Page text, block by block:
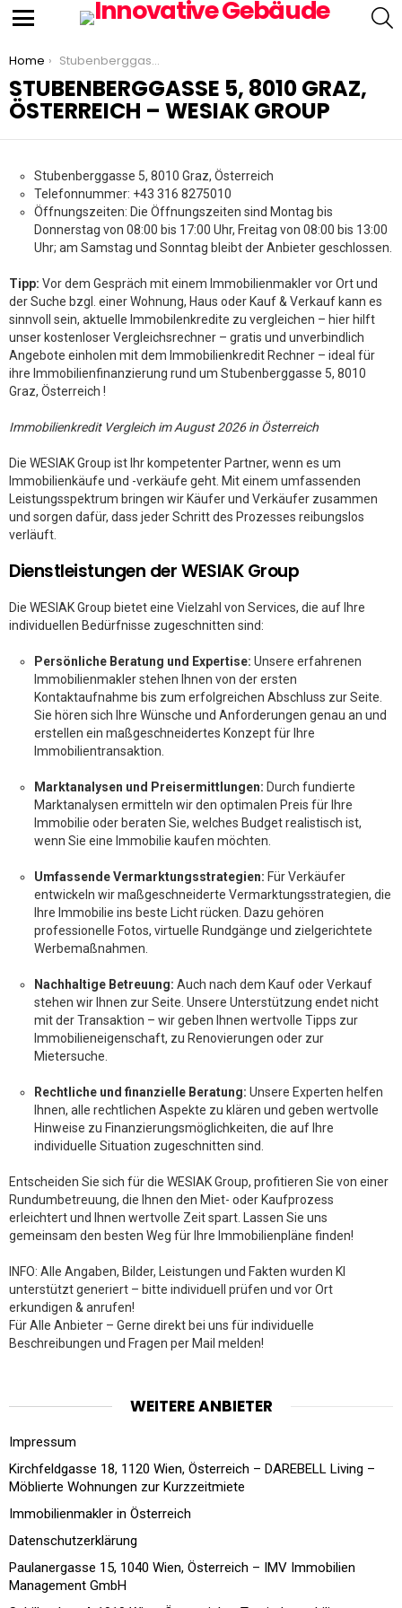
You are here:
Home Stubenberggasse 5, 8010 Graz, Österreich – WESIAK Group
STUBENBERGGASSE 5, 8010 GRAZ,
ÖSTERREICH – WESIAK GROUP
Stubenberggasse 5, 8010 Graz, Österreich
Telefonnummer: +43 316 8275010
Öffnungszeiten: Die Öffnungszeiten sind Montag bis
Donnerstag von 08:00 bis 17:00 Uhr, Freitag von 08:00 bis 13:00
Uhr; am Samstag und Sonntag bleibt der Anbieter geschlossen.
Tipp: Vor dem Gespräch mit einem Immobilienmakler vor Ort und
der Suche bzgl. einer Wohnung, Haus oder Kauf & Verkauf kann es
sinnvoll sein, aktuelle Immobilenkredite zu vergleichen – hier hilft
unser kostenloser Vergleichsrechner – gratis und unverbindlich
Angebote einholen mit dem Immobilienkredit Rechner – ideal für
ihre Immobilienfinanzierung rund um Stubenberggasse 5, 8010
Graz, Österreich !
Immobilienkredit Vergleich im August 2026 in Österreich
Die WESIAK Group ist Ihr kompetenter Partner, wenn es um
Immobilienkäufe und -verkäufe geht. Mit einem umfassenden
Leistungsspektrum bringen wir Käufer und Verkäufer zusammen
und sorgen dafür, dass jeder Schritt des Prozesses reibungslos
verläuft.
Dienstleistungen der WESIAK Group
Die WESIAK Group bietet eine Vielzahl von Services, die auf Ihre
individuellen Bedürfnisse zugeschnitten sind:
Persönliche Beratung und Expertise: Unsere erfahrenen
Immobilienmakler stehen Ihnen von der ersten
Kontaktaufnahme bis zum erfolgreichen Abschluss zur Seite.
Sie hören sich Ihre Wünsche und Anforderungen genau an und
erstellen ein maßgeschneidertes Konzept für Ihre
Immobilientransaktion.
Marktanalysen und Preisermittlungen: Durch fundierte
Marktanalysen ermitteln wir den optimalen Preis für Ihre
Immobilie oder beraten Sie, welches Budget realistisch ist,
wenn Sie eine Immobilie kaufen möchten.
Umfassende Vermarktungsstrategien: Für Verkäufer
entwickeln wir maßgeschneiderte Vermarktungsstrategien, die
Ihre Immobilie ins beste Licht rücken. Dazu gehören
professionelle Fotos, virtuelle Rundgänge und zielgerichtete
Werbemaßnahmen.
Nachhaltige Betreuung: Auch nach dem Kauf oder Verkauf
stehen wir Ihnen zur Seite. Unsere Unterstützung endet nicht
mit der Transaktion – wir geben Ihnen wertvolle Tipps zur
Immobilieneigenschaft, zu Renovierungen oder zur
Mietersuche.
Rechtliche und finanzielle Beratung: Unsere Experten helfen
Ihnen, alle rechtlichen Aspekte zu klären und geben wertvolle
Hinweise zu Finanzierungsmöglichkeiten, die auf Ihre
individuelle Situation zugeschnitten sind.
Entscheiden Sie sich für die WESIAK Group, profitieren Sie von einer
Rundumbetreuung, die Ihnen den Miet- oder Kaufprozess
erleichtert und Ihnen wertvolle Zeit spart. Lassen Sie uns
gemeinsam den besten Weg für Ihre Immobilienpläne finden!
INFO: Alle Angaben, Bilder, Leistungen und Fakten wurden KI
unterstützt generiert – bitte individuell prüfen und vor Ort
erkundigen & anrufen!
Für Alle Anbieter – Gerne direkt bei uns für individuelle
Beschreibungen und Fragen per Mail melden!
WEITERE ANBIETER
Impressum
Kirchfeldgasse 18, 1120 Wien, Österreich – DAREBELL Living –
Möblierte Wohnungen zur Kurzzeitmiete
Immobilienmakler in Österreich
Datenschutzerklärung
Paulanergasse 15, 1040 Wien, Österreich – IMV Immobilien
Management GmbH